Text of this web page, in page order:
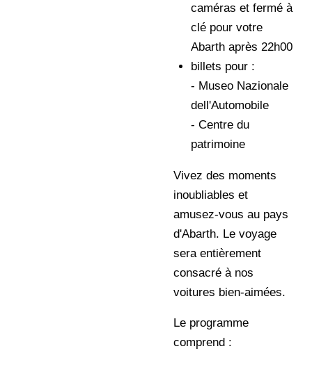
caméras et fermé à
clé pour votre
Abarth après 22h00
billets pour :
- Museo Nazionale
dell'Automobile
- Centre du
patrimoine
Vivez des moments
inoubliables et
amusez-vous au pays
d'Abarth. Le voyage
sera entièrement
consacré à nos
voitures bien-aimées.
Le programme
comprend :